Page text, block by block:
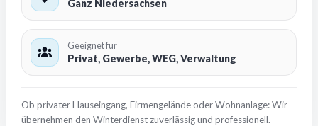
Ganz Niedersachsen
Geeignet für
Privat, Gewerbe, WEG, Verwaltung
Ob privater Hauseingang, Firmengelände oder Wohnanlage: Wir
übernehmen den Winterdienst zuverlässig und professionell.